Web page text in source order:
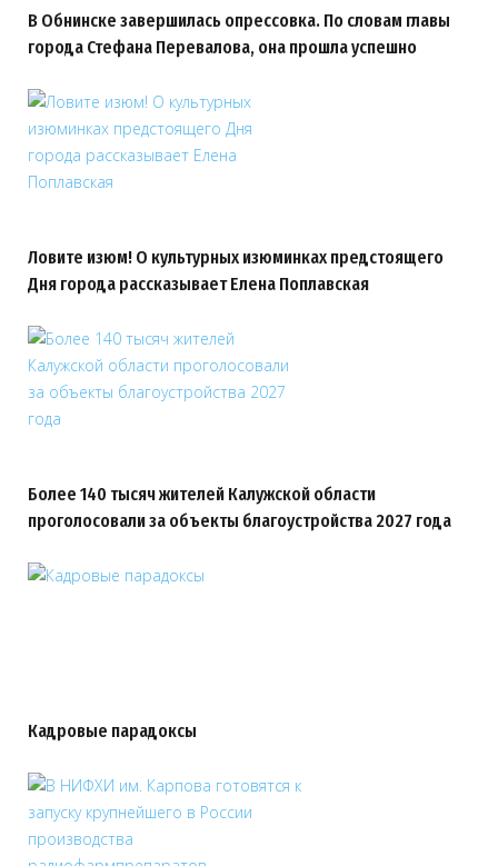
В Обнинске завершилась опрессовка. По словам главы
города Стефана Перевалова, она прошла успешно
Ловите изюм! О культурных изюминках предстоящего
Дня города рассказывает Елена Поплавская
Более 140 тысяч жителей Калужской области
проголосовали за объекты благоустройства 2027 года
Кадровые парадоксы